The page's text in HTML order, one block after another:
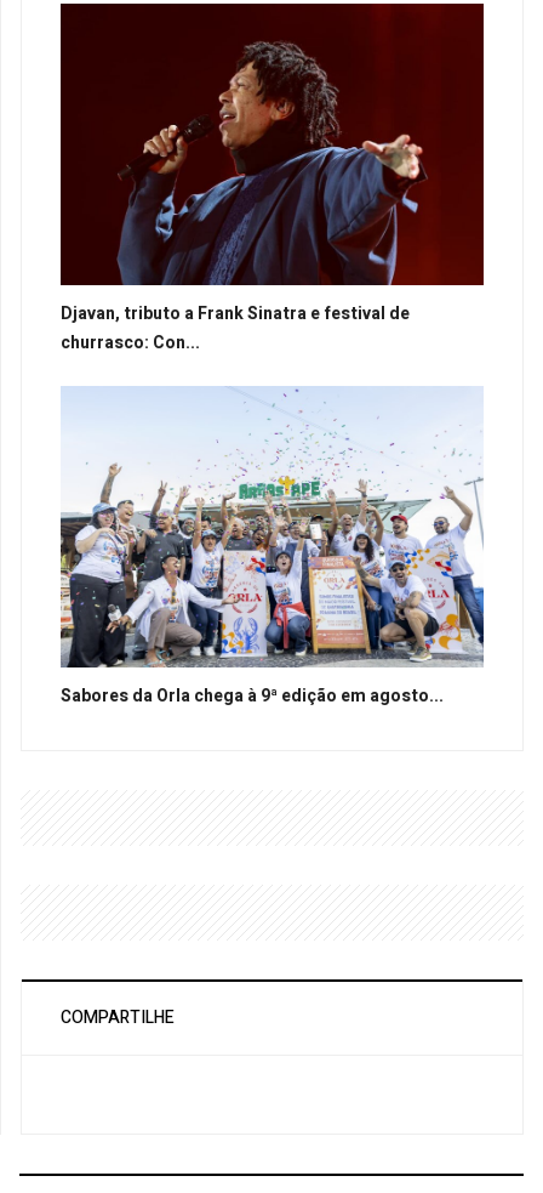
Djavan, tributo a Frank Sinatra e festival de
churrasco: Con...
Sabores da Orla chega à 9ª edição em agosto...
COMPARTILHE